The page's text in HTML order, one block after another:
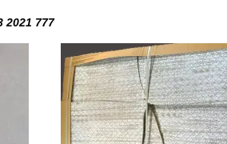
2021 777